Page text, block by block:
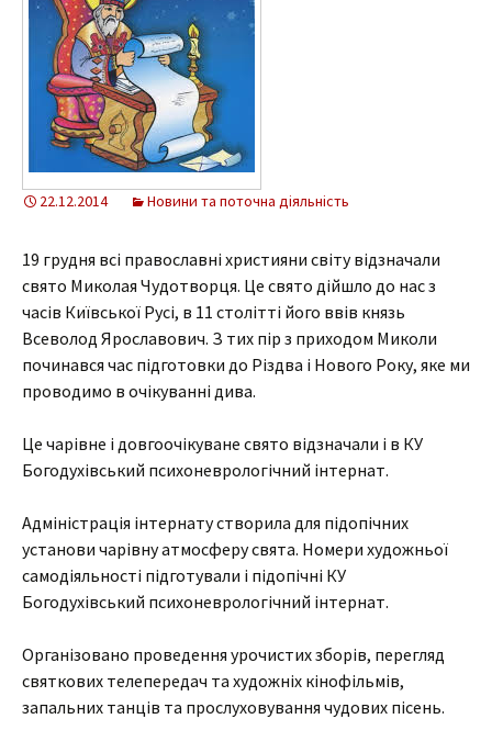
22.12.2014 Новини та поточна діяльність
19 грудня всі православні християни світу відзначали
свято Миколая Чудотворця. Це свято дійшло до нас з
часів Київської Русі, в 11 столітті його ввів князь
Всеволод Ярославович. З тих пір з приходом Миколи
починався час підготовки до Різдва і Нового Року, яке ми
проводимо в очікуванні дива.
Це чарівне і довгоочікуване свято відзначали і в КУ
Богодухівський психоневрологічний інтернат.
Адміністрація інтернату створила для підопічних
установи чарівну атмосферу свята. Номери художньої
самодіяльності підготували і підопічні КУ
Богодухівський психоневрологічний інтернат.
Організовано проведення урочистих зборів, перегляд
святкових телепередач та художніх кінофільмів,
запальних танців та прослуховування чудових пісень.